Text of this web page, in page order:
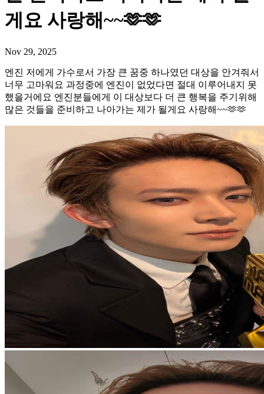
게요 사랑해~~🫶🫶
Nov 29, 2025
엔진 저에게 가수로서 가장 큰 꿈중 하나였던 대상을 안겨줘서
너무 고마워요 과정중에 엔진이 없었다면 절대 이루어내지 못
했을거에요 엔진분들에게 이 대상보다 더 큰 행복을 주기위해
많은 것들을 준비하고 나아가는 제가 될게요 사랑해~~🫶🫶